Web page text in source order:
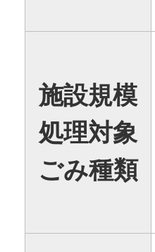
施設規模
処理対象
ごみ種類